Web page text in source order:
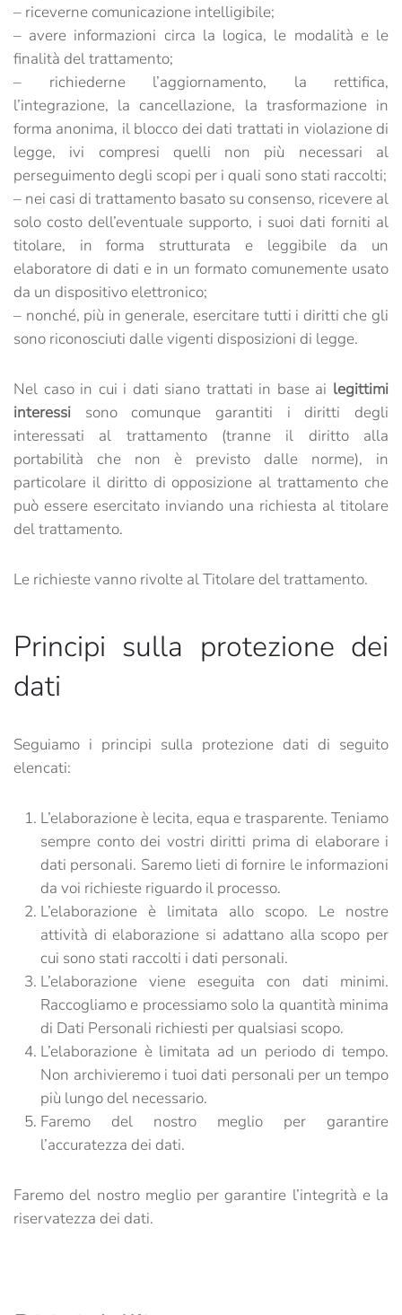
– riceverne comunicazione intelligibile;
– avere informazioni circa la logica, le modalità e le
finalità del trattamento;
– richiederne l’aggiornamento, la rettifica,
l’integrazione, la cancellazione, la trasformazione in
forma anonima, il blocco dei dati trattati in violazione di
legge, ivi compresi quelli non più necessari al
perseguimento degli scopi per i quali sono stati raccolti;
– nei casi di trattamento basato su consenso, ricevere al
solo costo dell’eventuale supporto, i suoi dati forniti al
titolare, in forma strutturata e leggibile da un
elaboratore di dati e in un formato comunemente usato
da un dispositivo elettronico;
– nonché, più in generale, esercitare tutti i diritti che gli
sono riconosciuti dalle vigenti disposizioni di legge.
Nel caso in cui i dati siano trattati in base ai legittimi
interessi sono comunque garantiti i diritti degli
interessati al trattamento (tranne il diritto alla
portabilità che non è previsto dalle norme), in
particolare il diritto di opposizione al trattamento che
può essere esercitato inviando una richiesta al titolare
del trattamento.
Le richieste vanno rivolte al Titolare del trattamento.
Principi sulla protezione dei
dati
Seguiamo i principi sulla protezione dati di seguito
elencati:
L’elaborazione è lecita, equa e trasparente. Teniamo
sempre conto dei vostri diritti prima di elaborare i
dati personali. Saremo lieti di fornire le informazioni
da voi richieste riguardo il processo.
L’elaborazione è limitata allo scopo. Le nostre
attività di elaborazione si adattano alla scopo per
cui sono stati raccolti i dati personali.
L’elaborazione viene eseguita con dati minimi.
Raccogliamo e processiamo solo la quantità minima
di Dati Personali richiesti per qualsiasi scopo.
L’elaborazione è limitata ad un periodo di tempo.
Non archivieremo i tuoi dati personali per un tempo
più lungo del necessario.
Faremo del nostro meglio per garantire
l’accuratezza dei dati.
Faremo del nostro meglio per garantire l’integrità e la
riservatezza dei dati.